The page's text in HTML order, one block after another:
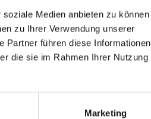
Medien anbieten zu können
zu Ihrer Verwendung unserer
Partner führen diese Informationen
die sie im Rahmen Ihrer Nutzung
Marketing
ab4099€